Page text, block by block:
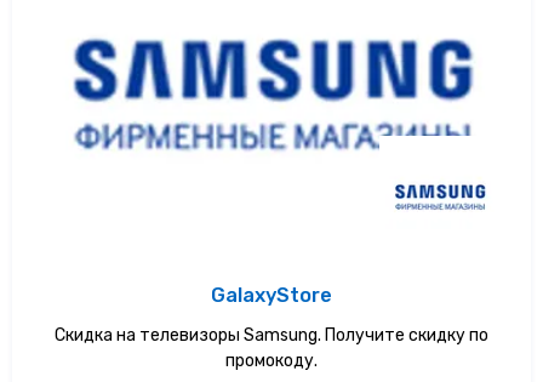
GalaxyStore
Скидка на телевизоры Samsung. Получите скидку по
промокоду.